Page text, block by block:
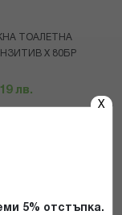
X
5% отстъпка.
ТОАЛЕТНА
Х 80БР
лв.